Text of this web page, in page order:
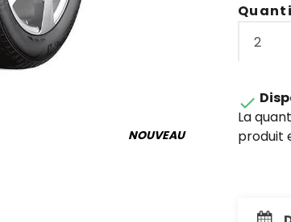
NOUVEAU

La
produit